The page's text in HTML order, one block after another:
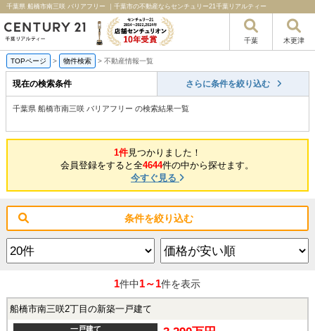
千葉県 船橋市南三咲 バリアフリー ｜千葉市の不動産ならセンチュリー21千葉リアルティー
千葉 木更津
TOPページ > 物件検索 > 不動産情報一覧
現在の検索条件 さらに条件を絞り込む
千葉県 船橋市南三咲 バリアフリー の検索結果一覧
1件見つかりました！
会員登録をすると全4644件の中から探せます。
今すぐ見る
条件を絞り込む
1件中1～1件を表示
船橋市南三咲2丁目の新築一戸建て
一戸建て